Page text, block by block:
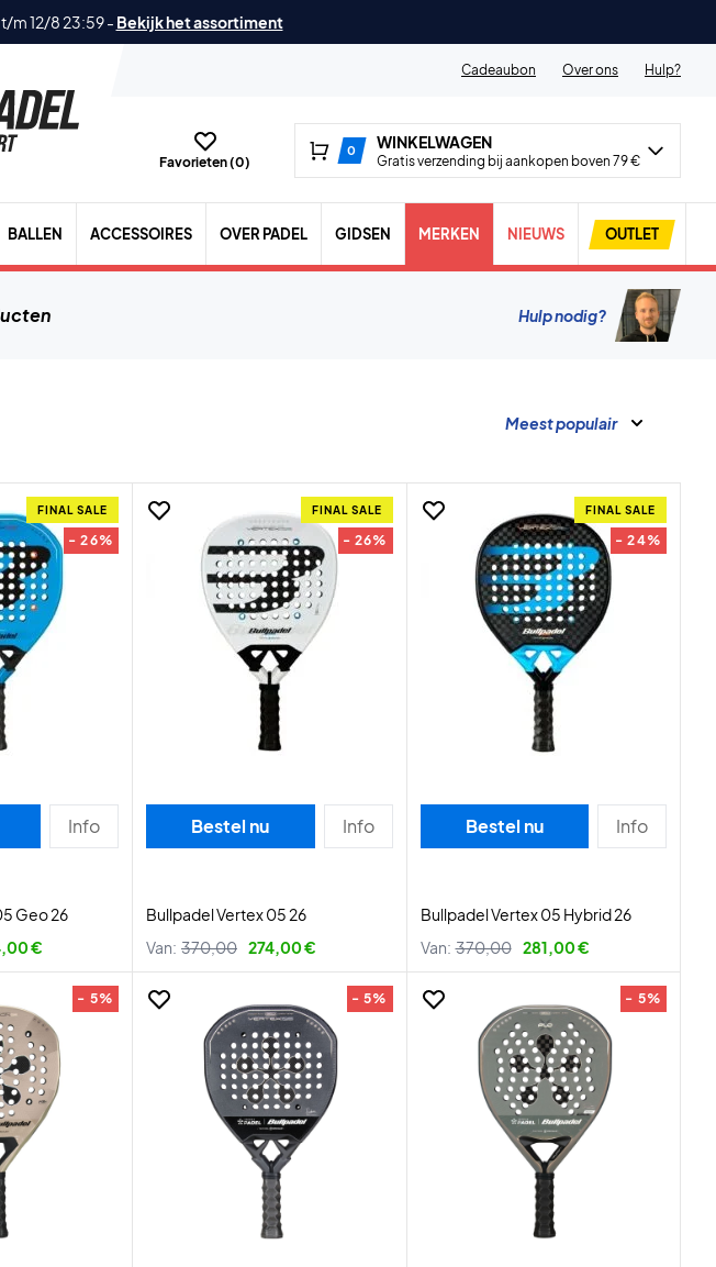
m 12/8 23:59- Bekijk het assortiment
Cadeaubon Over ons Hulp?
Favorieten (0)
0 WINKELWAGEN
Gratis verzending bij aankopen boven 79 €
BALLEN ACCESSOIRES OVER PADEL GIDSEN MERKEN NIEUWS OUTLET
Hulp nodig?
Meest populair
FINAL SALE
- 26%
Info
Geo 26
€
FINAL SALE
- 26%
Bestel nu Info
Bullpadel Vertex 05 26
Van: 370,00 274,00 €
FINAL SALE
- 24%
Bestel nu Info
Bullpadel Vertex 05 Hybrid 26
Van: 370,00 281,00 €
- 5% - 5% - 5%